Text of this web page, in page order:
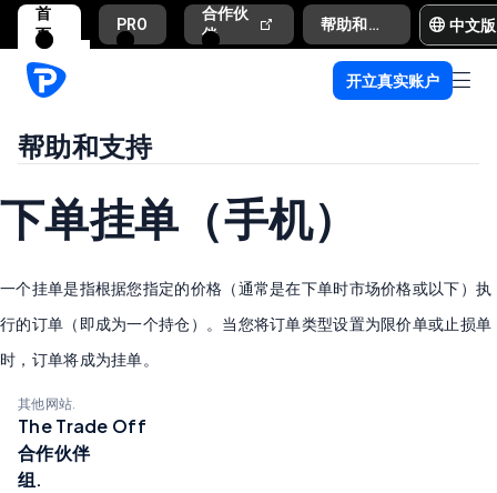
首
页
PRO
合作伙
伴
帮助和支持 中文版
开立真实账户
帮助和支持
下单挂单（手机）
一个挂单是指根据您指定的价格（通常是在下单时市场价格或以下）执
行的订单（即成为一个持仓）。当您将订单类型设置为限价单或止损单
时，订单将成为挂单。
其他网站.
The Trade Off
合作伙伴
组.